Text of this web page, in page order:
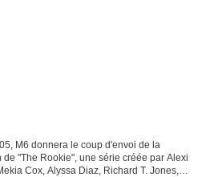
M6 donnera le coup d'envoi de la
"The Rookie", une série créée par Alexi
Cox, Alyssa Diaz, Richard T. Jones,